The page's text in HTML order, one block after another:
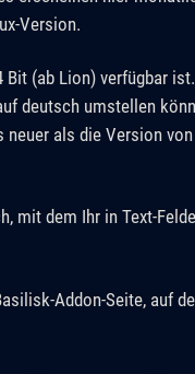
Version.
Bit (ab Lion) verfügbar ist.
deutsch umstellen
als die Version von
mit dem Ihr in Text-
Addon-Seite, auf